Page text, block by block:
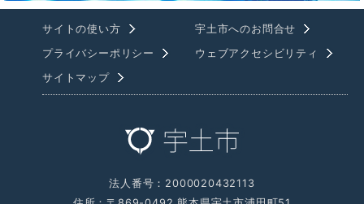
サイトの使い方
宇土市へのお問合せ
プライバシーポリシー
ウェブアクセシビリティ
サイトマップ
法人番号：2000020432113